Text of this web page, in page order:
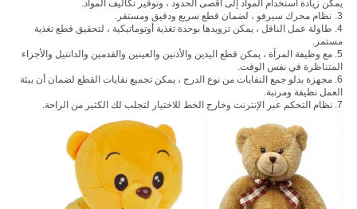
يمكن زيادة استخدام المواد إلى أقصى الحدود ، وتوفير تكاليف المواد.
3. نظام محرك سيرفو ، لضمان قطع سريع ودقيق ومستقر.
4. طاولة عمل الناقل ، يمكن تزويدها بوحدة تغذية أوتوماتيكية ، لتحقيق قطع تغذية
مستمر.
5. مع وظيفة المرآة ، يمكن قطع اليدين والأذنين والعينين والقدمين والدانتيل والأجزاء
المتناظرة في نفس الوقت.
6. مجهزة بدلو جمع النفايات من نوع الدرج ، يمكن تجميع نفايات القطع لضمان أن بيئة
العمل نظيفة ومرتبة.
7. نظام التحكم عبر الإنترنت وخارج الخط للاختيار لتجلب لك الكثير من الراحة.